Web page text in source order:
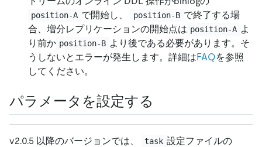
position-A で開始し、 position-B で終了する場
合、増分レプリケーションの開始点は position-A よ
り前か position-B より後である必要があります。そ
うしないとエラーが発生します。詳細はFAQを参照
してください。
パラメータを設定する
v2.0.5 以降のバージョンでは、 task 設定ファイルの